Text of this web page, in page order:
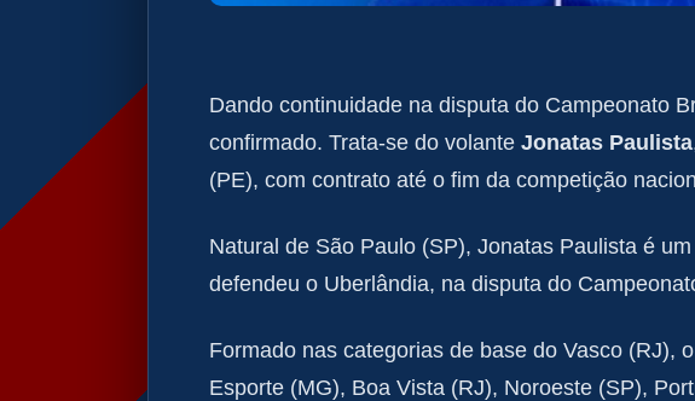
Dando continuidade na disputa do Campeonato
confirmado. Trata-se do volante Jonatas Paulista
(PE), com contrato até o fim da competição
Natural de São Paulo (SP), Jonatas Paulista é
defendeu o Uberlândia, na disputa do
Formado nas categorias de base do Vasco (RJ),
Esporte (MG), Boa Vista (RJ), Noroeste (SP),